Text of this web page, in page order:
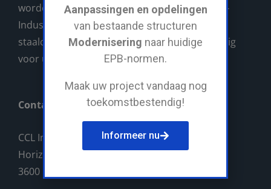
worden. Voor grote en kleine projecten is CCL-
Industriebouw uw aangewezen partner in
staalconstructies. Wij verzorgen alles vakkundig
voor u!
Contact
CCL Industriebouw BV
Horizonlaan 14
3600 Genk
Aanpassingen en opdelingen
van bestaande structuren
Modernisering naar huidige
EPB-normen.
Maak uw project vandaag nog
toekomstbestendig!
Informeer nu